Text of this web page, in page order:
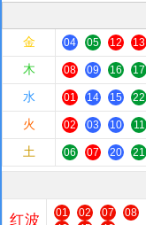
金
04 05 12 13
木 08 09 16 17
水 01 14 15 22
火 02 03 10 11
土 06 07 20 21
红波 01 02 07 08